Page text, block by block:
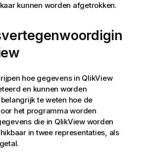
kunnen worden afgetrokken.
hoe gegevens in QlikView
en kunnen worden
te weten hoe de
het programma worden
die in QlikViewworden
in twee representaties, als